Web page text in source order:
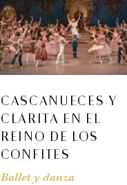
CASCANUECES Y
CLARITA EN EL
REINO DE LOS
CONFITES
Ballet y danza